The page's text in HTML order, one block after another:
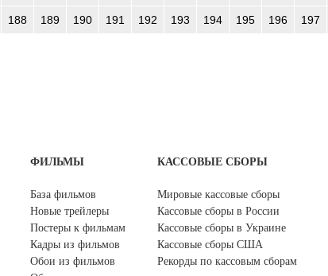
188 189 190 191 192 193 194 195 196 197
ФИЛЬМЫ
База фильмов
Новые трейлеры
Постеры к фильмам
Кадры из фильмов
Обои из фильмов
КАССОВЫЕ СБОРЫ
Мировые кассовые сборы
Кассовые сборы в России
Кассовые сборы в Украине
Кассовые сборы США
Рекорды по кассовым сборам